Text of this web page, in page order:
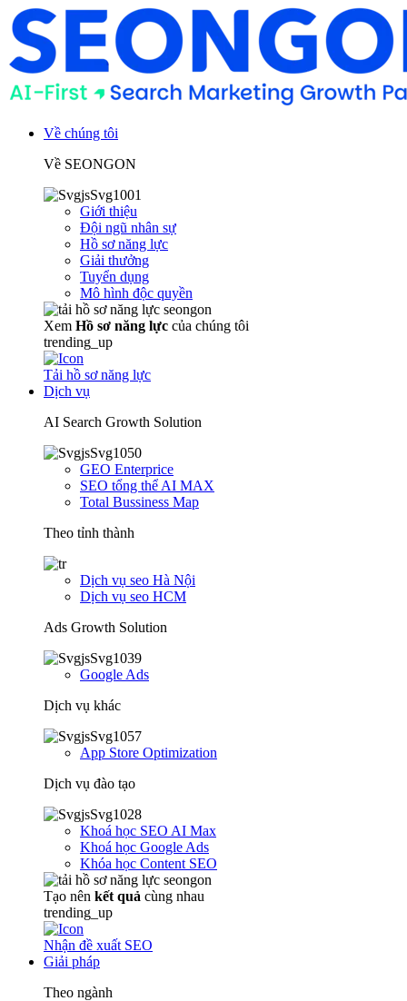
Về chúng tôi
Về SEONGON
Giới thiệu
Đội ngũ nhân sự
Hồ sơ năng lực
Giải thưởng
Tuyển dụng
Mô hình độc quyền
Xem Hồ sơ năng lực của chúng tôi
trending_up
Tải hồ sơ năng lực
Dịch vụ
AI Search Growth Solution
GEO Enterprice
SEO tổng thể AI MAX
Total Bussiness Map
Theo tỉnh thành
Dịch vụ seo Hà Nội
Dịch vụ seo HCM
Ads Growth Solution
Google Ads
Dịch vụ khác
App Store Optimization
Dịch vụ đào tạo
Khoá học SEO AI Max
Khoá học Google Ads
Khóa học Content SEO
Tạo nên kết quả cùng nhau
trending_up
Nhận đề xuất SEO
Giải pháp
Theo ngành